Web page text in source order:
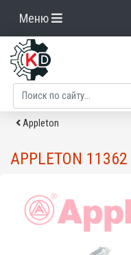
Меню
Appleton
APPLETON 11362